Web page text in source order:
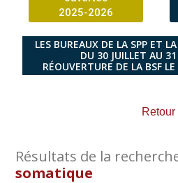
2025-2026
LES BUREAUX DE LA SPP ET
DU 30 JUILLET AU
RÉOUVERTURE DE LA BSF
Résultats de la
somatique